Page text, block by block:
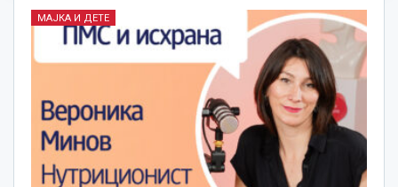
МАЈКА И ДЕТЕ